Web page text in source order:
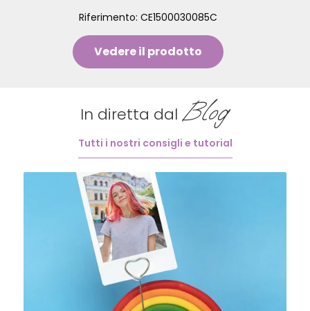
Riferimento: CE1500030085C
Vedere il prodotto
In diretta dal Blog
Tutti i nostri consigli e tutorial